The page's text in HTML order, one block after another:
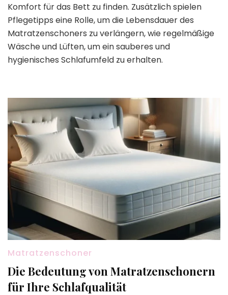
Komfort für das Bett zu finden. Zusätzlich spielen
Pflegetipps eine Rolle, um die Lebensdauer des
Matratzenschoners zu verlängern, wie regelmäßige
Wäsche und Lüften, um ein sauberes und
hygienisches Schlafumfeld zu erhalten.
Matratzenschoner
Die Bedeutung von Matratzenschonern
für Ihre Schlafqualität